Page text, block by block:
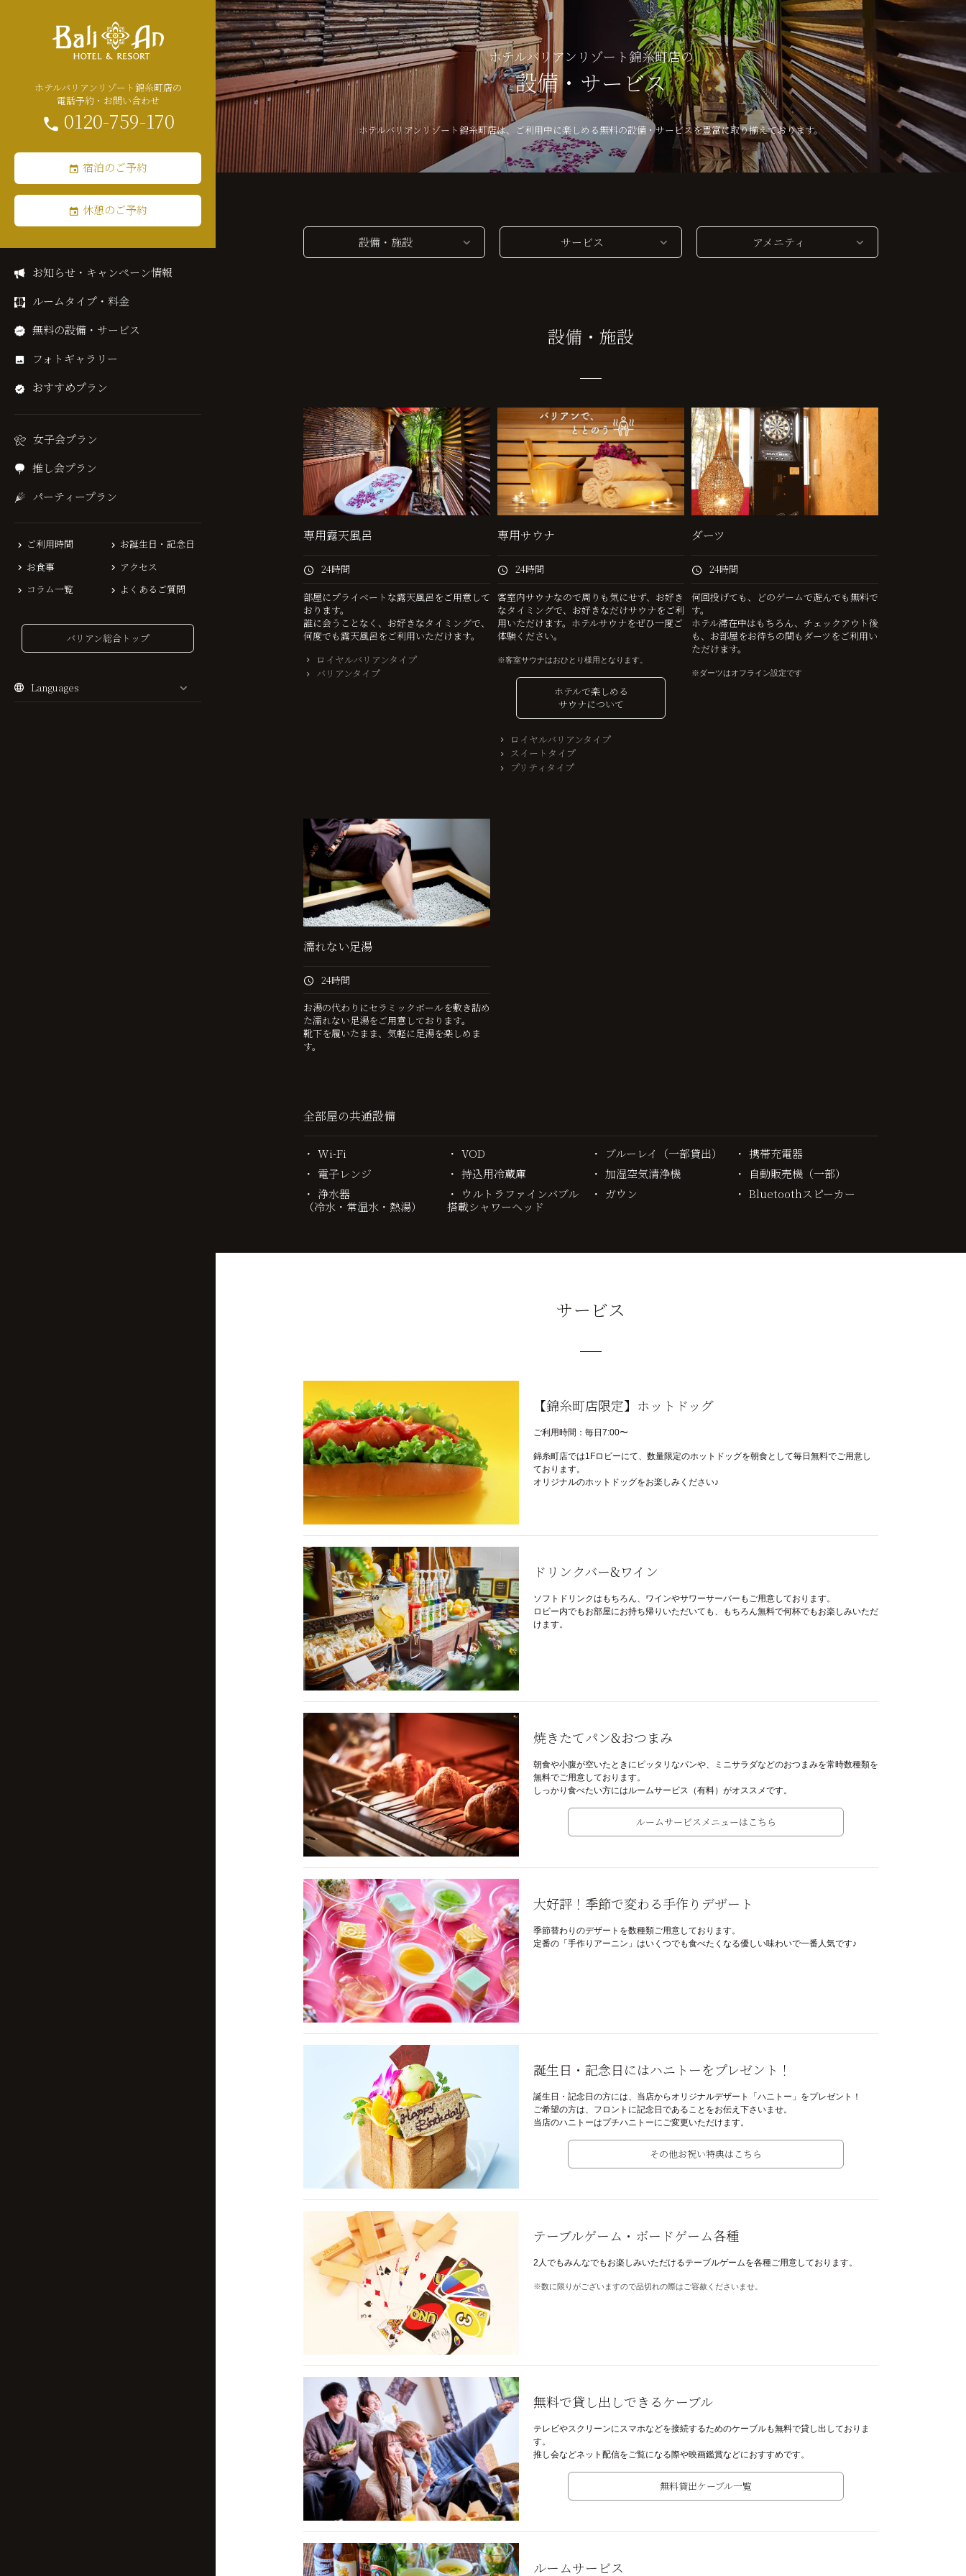
ホテルバリアンリゾート錦糸町店の
電話予約・お問い合わせ
0120-759-170
宿泊のご予約
休憩のご予約
お知らせ・キャンペーン情報
ルームタイプ・料金
無料の設備・サービス
フォトギャラリー
おすすめプラン
女子会プラン
推し会プラン
パーティープラン
ご利用時間
お食事
コラム一覧
お誕生日・記念日
アクセス
よくあるご質問
バリアン総合トップ
Languages
ホテルバリアンリゾート錦糸町店の
設備・サービス
ホテルバリアンリゾート錦糸町店は、ご利用中に楽しめる無料の設備・サービスを豊富に取り揃えております。
設備・施設 サービス アメニティ
設備・施設
専用露天風呂
24時間
部屋にプライベートな露天風呂をご用意して
おります。
誰に会うことなく、お好きなタイミングで、
何度でも露天風呂をご利用いただけます。
ロイヤルバリアンタイプ
バリアンタイプ
専用サウナ
24時間
客室内サウナなので周りも気にせず、お好き
なタイミングで、お好きなだけサウナをご利
用いただけます。ホテルサウナをぜひ一度ご
体験ください。
客室サウナはおひとり様用となります。
ホテルで楽しめる
サウナについて
ロイヤルバリアンタイプ
スイートタイプ
プリティタイプ
ダーツ
24時間
何回投げても、どのゲームで遊んでも無料で
す。
ホテル滞在中はもちろん、チェックアウト後
も、お部屋をお待ちの間もダーツをご利用い
ただけます。
ダーツはオフライン設定です
濡れない足湯
24時間
お湯の代わりにセラミックボールを敷き詰め
た濡れない足湯をご用意しております。
靴下を履いたまま、気軽に足湯を楽しめま
す。
全部屋の共通設備
Wi-Fi VOD ブルーレイ（一部貸出）
携帯充電器
電子レンジ
持込用冷蔵庫 加湿空気清浄機
自動販売機（一部）
浄水器
（冷水・常温水・熱湯）
ウルトラファインバブル
搭載シャワーヘッド
ガウン Bluetoothスピーカー
サービス
【錦糸町店限定】ホットドッグ
ご利用時間：毎日7:00〜
錦糸町店では1Fロビーにて、数量限定のホットドッグを朝食として毎日無料でご用意し
ております。
オリジナルのホットドッグをお楽しみください♪
ドリンクバー&ワイン
ソフトドリンクはもちろん、ワインやサワーサーバーもご用意しております。
ロビー内でもお部屋にお持ち帰りいただいても、もちろん無料で何杯でもお楽しみいただ
けます。
焼きたてパン&おつまみ
朝食や小腹が空いたときにピッタリなパンや、ミニサラダなどのおつまみを常時数種類を
無料でご用意しております。
しっかり食べたい方にはルームサービス（有料）がオススメです。
ルームサービスメニューはこちら
大好評！季節で変わる手作りデザート
季節替わりのデザートを数種類ご用意しております。
定番の「手作りアーニン」はいくつでも食べたくなる優しい味わいで一番人気です♪
誕生日・記念日にはハニトーをプレゼント！
誕生日・記念日の方には、当店からオリジナルデザート「ハニトー」をプレゼント！
ご希望の方は、フロントに記念日であることをお伝え下さいませ。
当店のハニトーはプチハニトーにご変更いただけます。
その他お祝い特典はこちら
テーブルゲーム・ボードゲーム各種
2人でもみんなでもお楽しみいただけるテーブルゲームを各種ご用意しております。
数に限りがございますので品切れの際はご容赦くださいませ。
無料で貸し出しできるケーブル
テレビやスクリーンにスマホなどを接続するためのケーブルも無料で貸し出しておりま
す。
推し会などネット配信をご覧になる際や映画鑑賞などにおすすめです。
無料貸出ケーブル一覧
ルームサービス